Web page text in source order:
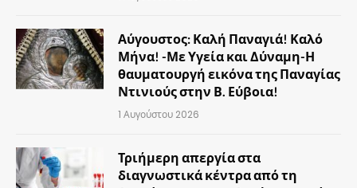
Αύγουστος: Καλή Παναγιά! Καλό
Μήνα! -Με Υγεία και Δύναμη-Η
θαυματουργή εικόνα της Παναγίας
Ντινιούς στην Β. Εύβοια!
1 Αυγούστου 2026
Τριήμερη απεργία στα
διαγνωστικά κέντρα από τη